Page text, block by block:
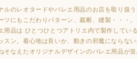
ルのレオタードやバレエ用品のお店を取り扱
ツにもこだわりパターン、裁断、縫製・・・
用品は ひとつひとつアトリエ内で製作してい
スン。着心地は良いか、動きの邪魔にならな
そなえたオリジナルデザインのバレエ用品が